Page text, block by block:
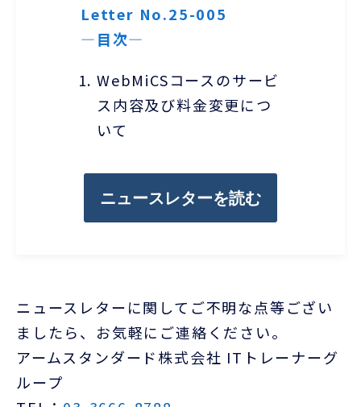
Letter No.25-005
―目次―
WebMiCSコースのサービ
ス内容及び料金変更につ
いて
ニュースレターを読む
ニュースレターに関してご不明な点等ござい
ましたら、お気軽にご連絡ください。
アームスタンダード株式会社 ITトレーナーグ
ループ